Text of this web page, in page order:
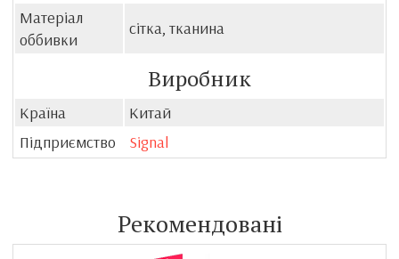
Матеріал
оббивки
сітка, тканина
Виробник
Країна
Китай
Підприємство
Signal
Рекомендовані